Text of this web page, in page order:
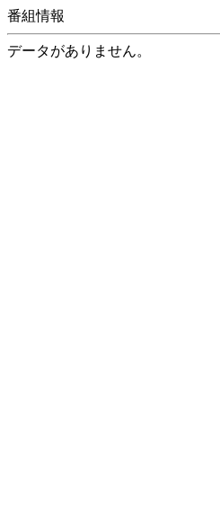
番組情報
データがありません。